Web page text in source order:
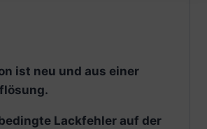
ist neu und aus einer
Lackfehler auf der